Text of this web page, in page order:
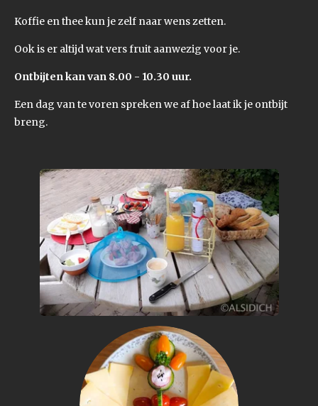
Koffie en thee kun je zelf naar wens zetten.
Ook is er altijd wat vers fruit aanwezig voor je.
Ontbijten kan van 8.00 - 10.30 uur.
Een dag van te voren spreken we af hoe laat ik je ontbijt
breng.